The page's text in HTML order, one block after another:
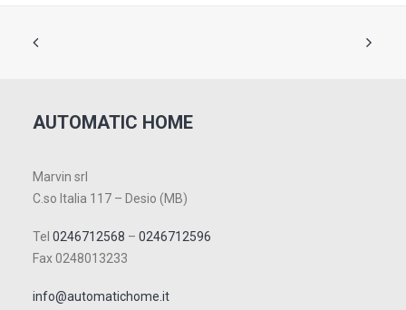
AUTOMATIC HOME
Marvin srl
C.so Italia 117 – Desio (MB)
Tel 0246712568 – 0246712596
Fax 0248013233
info@automatichome.it